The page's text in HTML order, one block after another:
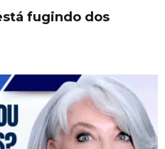
fugindo dos